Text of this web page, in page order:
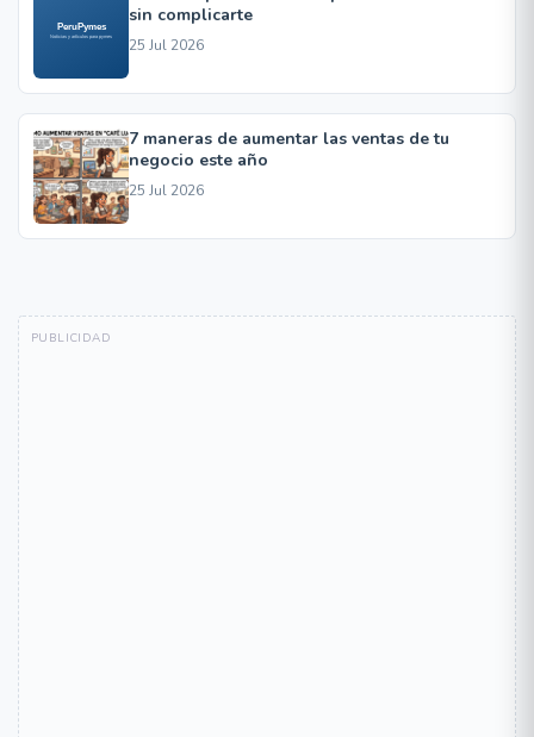
sin complicarte
25 Jul 2026
7 maneras de aumentar las ventas de tu
negocio este año
25 Jul 2026